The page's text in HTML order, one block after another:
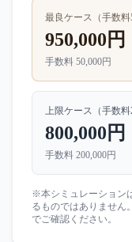
最良ケース（手数料
950,000円
手数料 50,000円
上限ケース（手数料
800,000円
手数料 200,000円
※本シミュレーション
るものではありません
でご確認ください。